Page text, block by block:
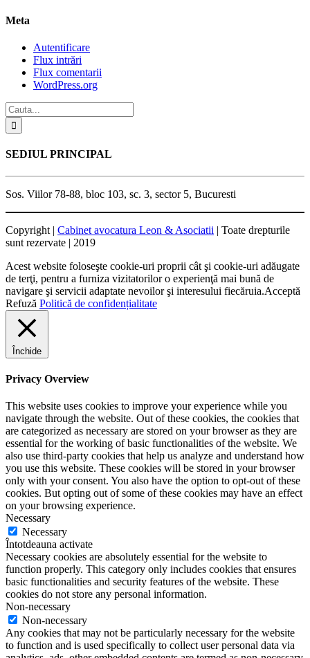
Meta
Autentificare
Flux intrări
Flux comentarii
WordPress.org
SEDIUL PRINCIPAL
Sos. Viilor 78-88, bloc 103, sc. 3, sector 5, Bucuresti
Copyright | Cabinet avocatura Leon & Asociatii | Toate drepturile
sunt rezervate | 2019
Acest website foloseşte cookie-uri proprii cât şi cookie-uri adăugate
de terţi, pentru a furniza vizitatorilor o experienţă mai bună de
navigare şi servicii adaptate nevoilor şi interesului fiecăruia.Acceptă
Refuză Politică de confidențialitate
Închide
Privacy Overview
This website uses cookies to improve your experience while you
navigate through the website. Out of these cookies, the cookies that
are categorized as necessary are stored on your browser as they are
essential for the working of basic functionalities of the website. We
also use third-party cookies that help us analyze and understand how
you use this website. These cookies will be stored in your browser
only with your consent. You also have the option to opt-out of these
cookies. But opting out of some of these cookies may have an effect
on your browsing experience.
Necessary
Necessary
Întotdeauna activate
Necessary cookies are absolutely essential for the website to
function properly. This category only includes cookies that ensures
basic functionalities and security features of the website. These
cookies do not store any personal information.
Non-necessary
Non-necessary
Any cookies that may not be particularly necessary for the website
to function and is used specifically to collect user personal data via